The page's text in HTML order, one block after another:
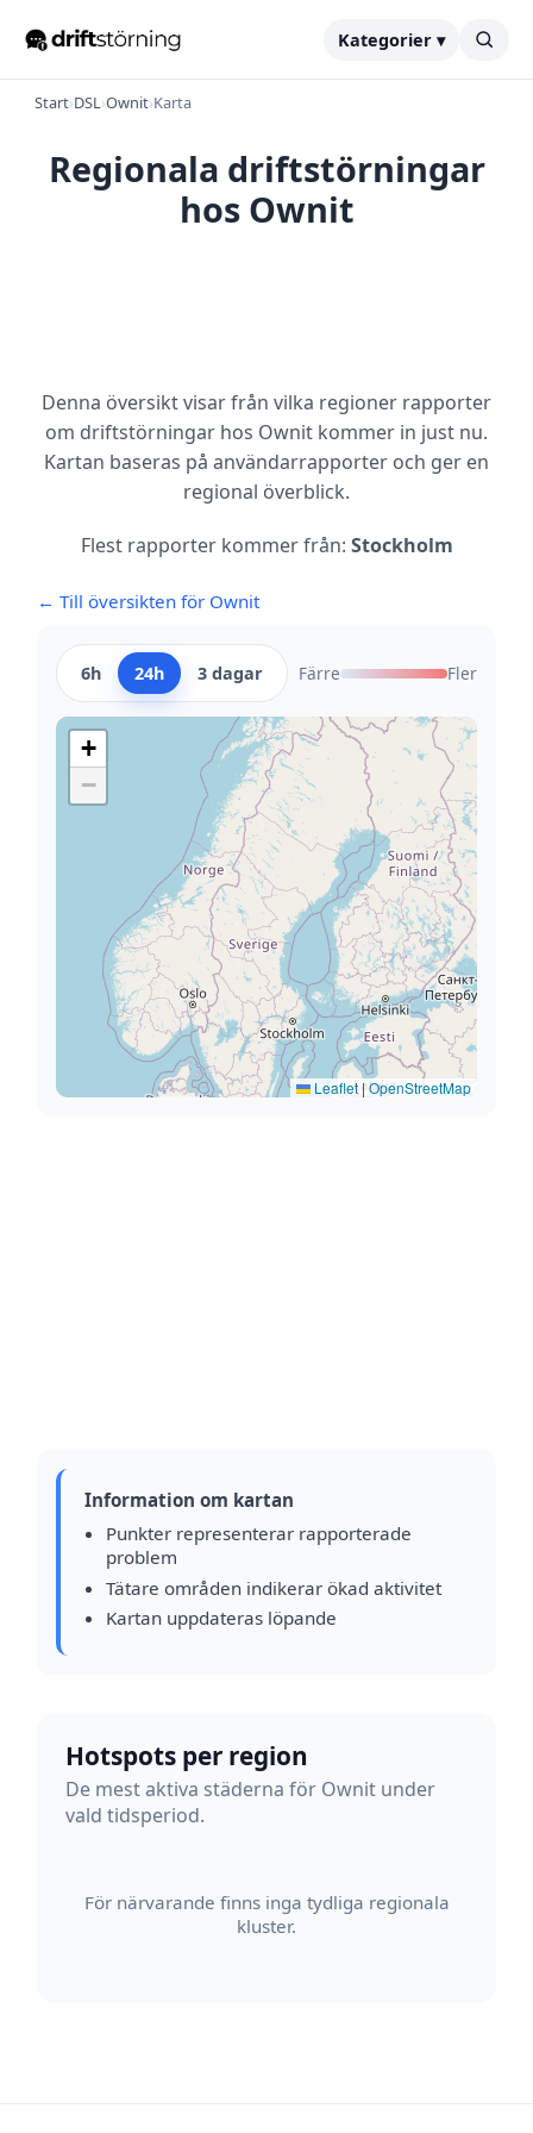
Kategorier ▾
Start›DSL›Ownit›Karta
Regionala driftstörningar
hos Ownit
Denna översikt visar från vilka regioner rapporter
om driftstörningar hos Ownit kommer in just nu.
Kartan baseras på användarrapporter och ger en
regional överblick.
Flest rapporter kommer från: Stockholm
← Till översikten för Ownit
6h 24h 3 dagar Färre Fler
+
−
Leaflet|OpenStreetMap
Information om kartan
Punkter representerar rapporterade
problem
Tätare områden indikerar ökad aktivitet
Kartan uppdateras löpande
Hotspots per region
De mest aktiva städerna för Ownit under
vald tidsperiod.
För närvarande finns inga tydliga regionala
kluster.